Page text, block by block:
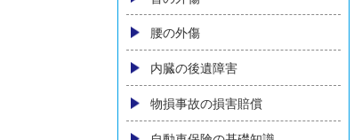
いなくても弁護士依頼はできる
のか？
弁護士特約の有無がわからない
ご相談の流れ